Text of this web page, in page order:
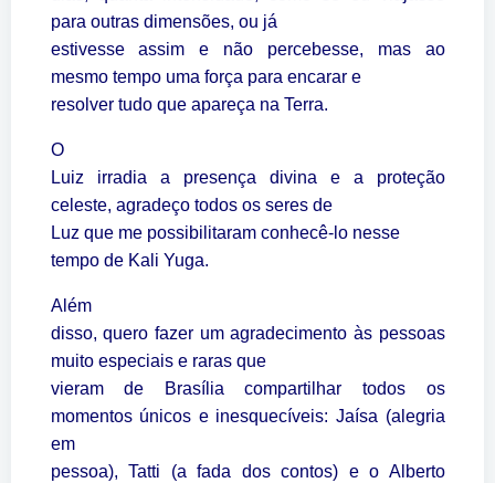
para outras dimensões, ou já
estivesse assim e não percebesse, mas ao
mesmo tempo uma força para encarar e
resolver tudo que apareça na Terra.
O
Luiz irradia a presença divina e a proteção
celeste, agradeço todos os seres de
Luz que me possibilitaram conhecê-lo nesse
tempo de Kali Yuga.
Além
disso, quero fazer um agradecimento às pessoas
muito especiais e raras que
vieram de Brasília compartilhar todos os
momentos únicos e inesquecíveis: Jaísa (alegria
em
pessoa), Tatti (a fada dos contos) e o Alberto